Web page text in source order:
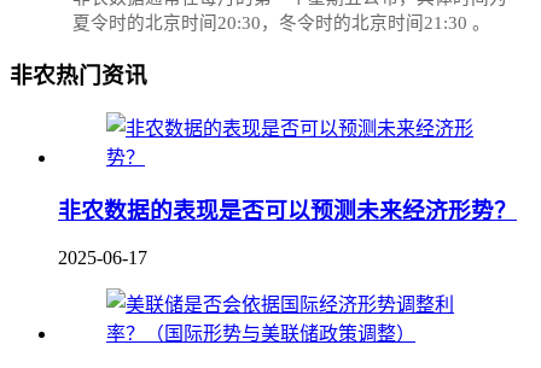
夏令时的北京时间20:30，冬令时的北京时间21:30‌‌ 。
非农热门资讯
非农数据的表现是否可以预测未来经济形势？
2025-06-17